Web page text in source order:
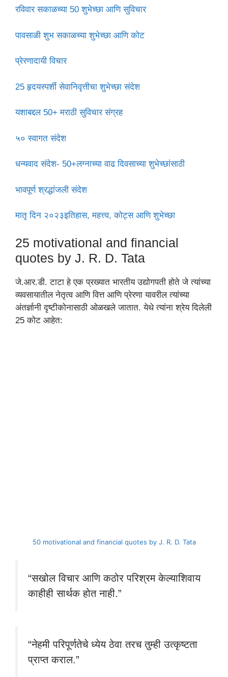
रविवार सकाळच्या 50 शुभेच्छा आणि सुविचार
पावसाळी शुभ सकाळच्या शुभेच्छा आणि कोट
प्रेरणादायी विचार
25 हृदयस्पर्शी सेवानिवृत्तीचा शुभेच्छा संदेश
यशाबद्दल 50+ मराठी सुविचार संग्रह
५० स्वागत संदेश
धन्यवाद संदेश- 50+लग्नाच्या वाढ दिवसाच्या शुभेच्छांसाठी
भावपूर्ण श्रद्धांजली संदेश
मातृ दिन २०२३इतिहास, महत्त्व, कोट्स आणि शुभेच्छा
25 motivational and financial
quotes by J. R. D. Tata
जे.आर.डी. टाटा हे एक प्रख्यात भारतीय उद्योगपती होते जे त्यांच्या
व्यवसायातील नेतृत्व आणि वित्त आणि प्रेरणा यावरील त्यांच्या
अंतर्ज्ञानी दृष्टीकोनासाठी ओळखले जातात. येथे त्यांना श्रेय दिलेली
25 कोट आहेत:
50 motivational and financial quotes by J. R. D. Tata
“सखोल विचार आणि कठोर परिश्रम केल्याशिवाय
काहीही सार्थक होत नाही.”
“नेहमी परिपूर्णतेचे ध्येय ठेवा तरच तुम्ही उत्कृष्टता
प्राप्त कराल.”